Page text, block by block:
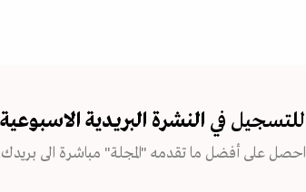
للتسجيل في النشرة البريدية الاسبوعية
احصل على أفضل ما تقدمه "المجلة" مباشرة الى